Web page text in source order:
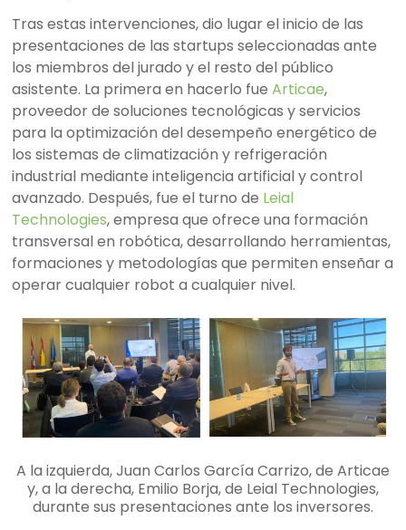
Tras estas intervenciones, dio lugar el inicio de las
presentaciones de las startups seleccionadas ante
los miembros del jurado y el resto del público
asistente. La primera en hacerlo fueArticae,
proveedor de soluciones tecnológicas y servicios
para la optimización del desempeño energético de
los sistemas de climatización y refrigeración
industrial mediante inteligencia artificial y control
avanzado. Después, fue el turno de Leial
Technologies, empresa que ofrece una formación
transversal en robótica, desarrollando herramientas,
formaciones y metodologías que permiten enseñar a
operar cualquier robot a cualquier nivel.
A la izquierda, Juan Carlos García Carrizo, de Articae
y, a la derecha, Emilio Borja, de Leial Technologies,
durante sus presentaciones ante los inversores.